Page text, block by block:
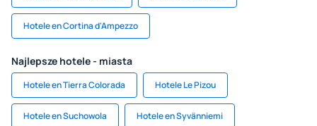
Hotele en Cortina d'Ampezzo
Najlepsze hotele - miasta
Hotele en Tierra Colorada Hotele Le Pizou
Hotele en Suchowola Hotele en Syvänniemi